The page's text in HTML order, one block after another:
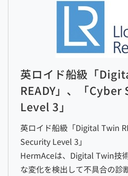
英ロイド船級「
READY」、「
Level 3」
英ロイド船級「Digital Twin
Security Level 3」
HermAceは、Digital Twin技
な変化を検出して不具合の診